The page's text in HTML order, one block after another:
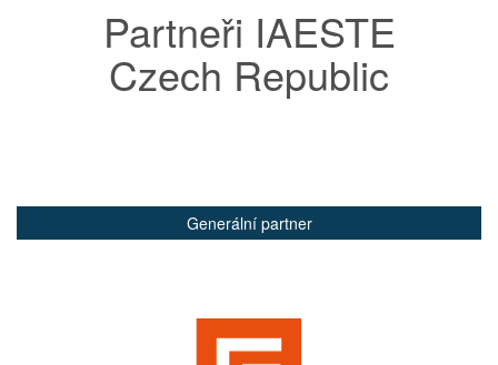
Partneři IAESTE
Czech Republic
Generální partner